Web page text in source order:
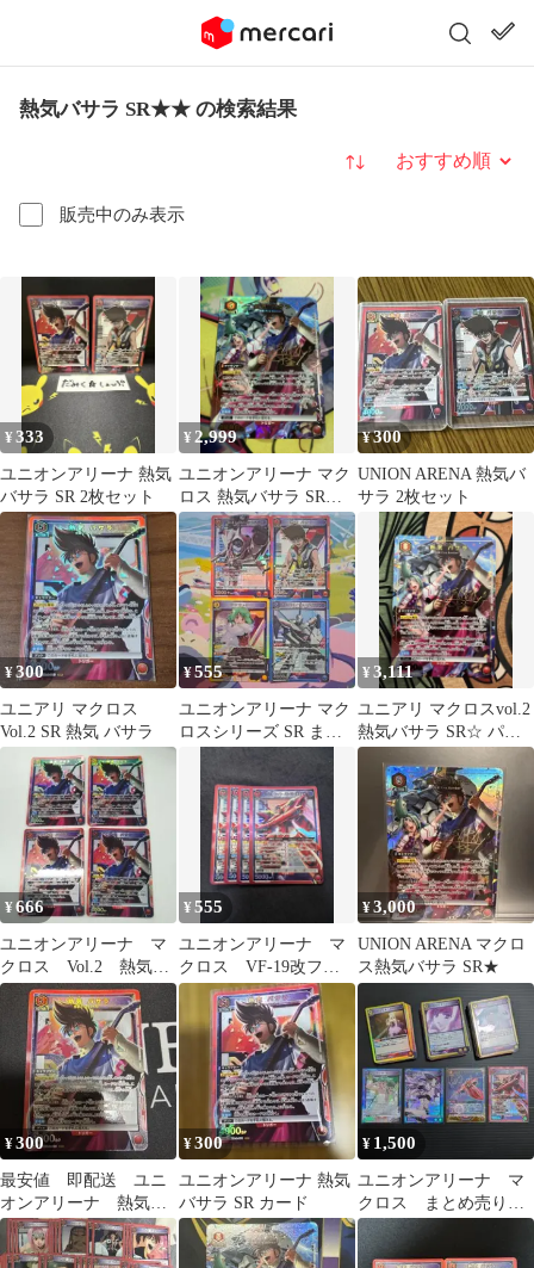
熱気バサラ SR★★ の検索結果
販売中のみ表示
並び替え
¥333
ユニオンアリーナ 熱気
バサラ SR 2枚セット
¥ 2,999
ユニオンアリーナ マク
ロス 熱気バサラ SR★
星1 パラレル
¥300
UNION ARENA 熱気バ
サラ 2枚セット
¥300
ユニアリ マクロス
Vol.2 SR 熱気 バサラ
¥555
ユニオンアリーナ マク
ロスシリーズ SR まと
¥3,111
ユニアリ マクロスvol.2
熱気バサラ SR☆ パラ
レル
¥666
ユニオンアリーナ マ
クロス Vol.2 熱気バ
サラ SR
¥555
ユニオンアリーナ マ
クロス VF-19改ファ
イヤーバルキリー 熱
気バサラ SR
¥3,000
UNION ARENA マクロ
ス熱気バサラ SR★
¥300
最安値 即配送 ユニ
オンアリーナ 熱気バ
サラ SR
¥300
ユニオンアリーナ 熱気
バサラ SR カード
¥ 1,500
ユニオンアリーナ マ
クロス まとめ売り
パラレル SR シェリ
ル ランカ